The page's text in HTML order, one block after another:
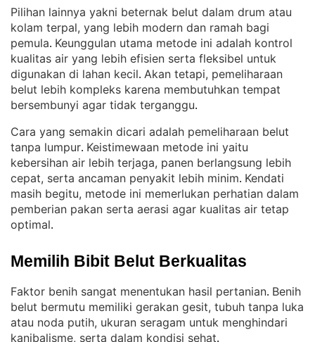
Pilihan lainnya yakni beternak belut dalam drum atau
kolam terpal, yang lebih modern dan ramah bagi
pemula. Keunggulan utama metode ini adalah kontrol
kualitas air yang lebih efisien serta fleksibel untuk
digunakan di lahan kecil. Akan tetapi, pemeliharaan
belut lebih kompleks karena membutuhkan tempat
bersembunyi agar tidak terganggu.
Cara yang semakin dicari adalah pemeliharaan belut
tanpa lumpur. Keistimewaan metode ini yaitu
kebersihan air lebih terjaga, panen berlangsung lebih
cepat, serta ancaman penyakit lebih minim. Kendati
masih begitu, metode ini memerlukan perhatian dalam
pemberian pakan serta aerasi agar kualitas air tetap
optimal.
Memilih Bibit Belut Berkualitas
Faktor benih sangat menentukan hasil pertanian. Benih
belut bermutu memiliki gerakan gesit, tubuh tanpa luka
atau noda putih, ukuran seragam untuk menghindari
kanibalisme, serta dalam kondisi sehat.